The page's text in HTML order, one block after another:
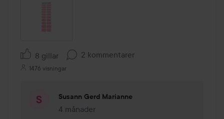
8 gillar 2 kommentarer
1476 visningar
Susann Gerd Marianne
4 månader
Kommentaren lades 4 månader